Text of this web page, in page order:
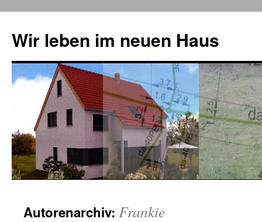
springen
Wir leben im neuen Haus
Autorenarchiv: Frankie